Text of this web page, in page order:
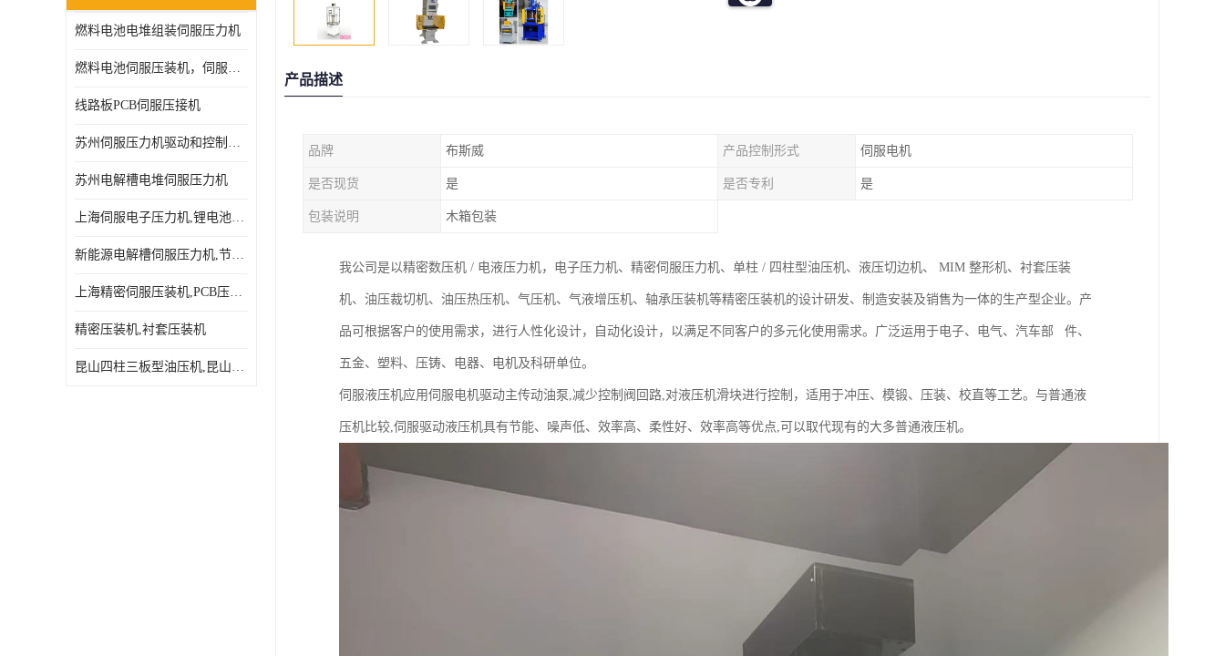
燃料电池电堆组装伺服压力机
燃料电池伺服压装机，伺服压力机型号齐全
线路板PCB伺服压接机
苏州伺服压力机驱动和控制技术
苏州电解槽电堆伺服压力机
上海伺服电子压力机,锂电池伺服压力机 用途广发操作简单
新能源电解槽伺服压力机,节能效果达80%以上
上海精密伺服压装机,PCB压接机,线路板压接机
精密压装机,衬套压装机
昆山四柱三板型油压机,昆山精密伺服压力机
产品描述
品牌 布斯威 产品控制形式 伺服电机
是否现货 是 是否专利 是
包装说明 木箱包装
我公司是以精密数压机 / 电液压力机，电子压力机、精密伺服压力机、单柱 / 四柱型油压机、液压切边机、 MIM 整形机、衬套压装
机、油压裁切机、油压热压机、气压机、气液增压机、轴承压装机等精密压装机的设计研发、制造安装及销售为一体的生产型企业。产
品可根据客户的使用需求，进行人性化设计，自动化设计，以满足不同客户的多元化使用需求。广泛运用于电子、电气、汽车部 件、
五金、塑料、压铸、电器、电机及科研单位。
伺服液压机应用伺服电机驱动主传动油泵,减少控制阀回路,对液压机滑块进行控制，适用于冲压、模锻、压装、校直等工艺。与普通液
压机比较,伺服驱动液压机具有节能、噪声低、效率高、柔性好、效率高等优点,可以取代现有的大多普通液压机。